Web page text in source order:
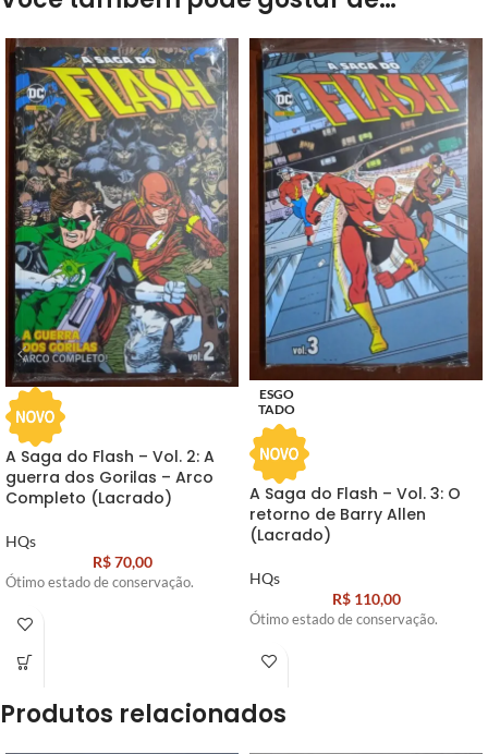
A Saga do Flash – Vol. 2: A
guerra dos Gorilas – Arco
Completo (Lacrado)
HQs
R$70,00
Ótimo estado de conservação.
ESGO
TADO
A Saga do Flash – Vol. 3: O
retorno de Barry Allen
(Lacrado)
HQs
R$110,00
Ótimo estado de conservação.
Produtos relacionados